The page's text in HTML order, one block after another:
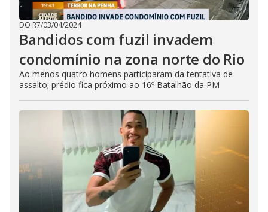
DO R7/03/04/2024
Bandidos com fuzil invadem
condomínio na zona norte do Rio
Ao menos quatro homens participaram da tentativa de
assalto; prédio fica próximo ao 16º Batalhão da PM